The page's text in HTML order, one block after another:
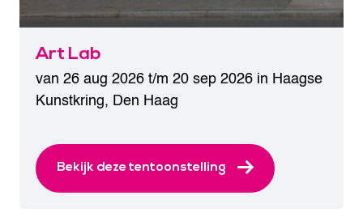
Art Lab
van 26 aug 2026 t/m 20 sep 2026 in Haagse
Kunstkring, Den Haag
Bekijk deze tentoonstelling